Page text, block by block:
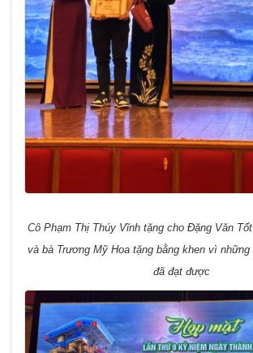
Cô Phạm Thị Thúy Vĩnh tặng cho Đặng Văn
và bà Trương Mỹ Hoa tặng bằng khen vì
đã đạt được